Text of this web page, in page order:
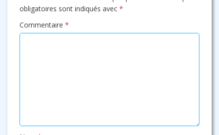
obligatoires sont indiqués avec *
Commentaire *